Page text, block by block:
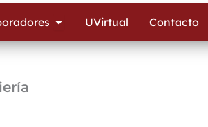
Open Colaboradores
UVirtual Contacto